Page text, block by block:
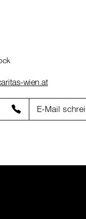
wien.at
E-Mail